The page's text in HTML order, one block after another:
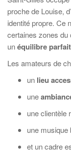
proche de Louise,
identité propre. Ce
certaines zones du
unéquilibre parfait
Les amateurs de
un lieu
une
une clientèle
une musique
et un cadre